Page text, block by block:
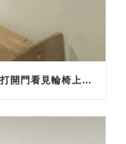
「有一次，我幫忙運送禮物到病童的家。我打開門看見輪椅上的小朋友，雖然他身體不適，卻流露著充滿期待的表情。當他收到禮物後，更表現得非常雀躍。這個短短的過程已經令我感到溫暖窩心，同時覺得自己的工作別具意義。」